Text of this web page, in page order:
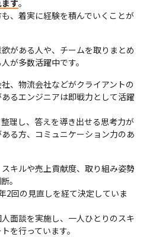
す。
、着実に経験を積んでいくことが
がある人や、チームを取りまとめ
が多数活躍中です。
、物流会社などがクライアントの
るエンジニアは即戦力として活躍
理し、答えを導き出せる思考力が
る方、コミュニケーション力のあ
キルや売上貢献度、取り組み姿勢
。
2回の見直しを経て決定していま
面談を実施し、一人ひとりのスキ
を行っています。